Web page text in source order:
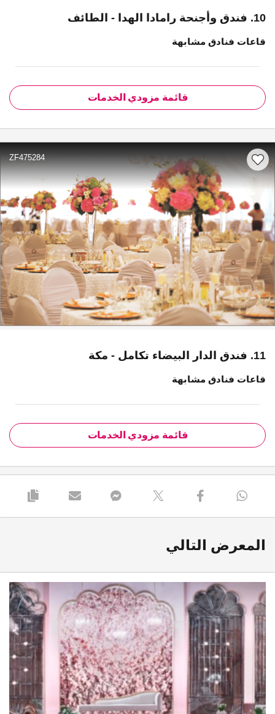
10. فندق وأجنحة رامادا الهدا - الطائف
قاعات فنادق مشابهة
قائمة مزودي الخدمات
ZF475284
11. فندق الدار البيضاء تكامل - مكة
قاعات فنادق مشابهة
قائمة مزودي الخدمات
المعرض التالي